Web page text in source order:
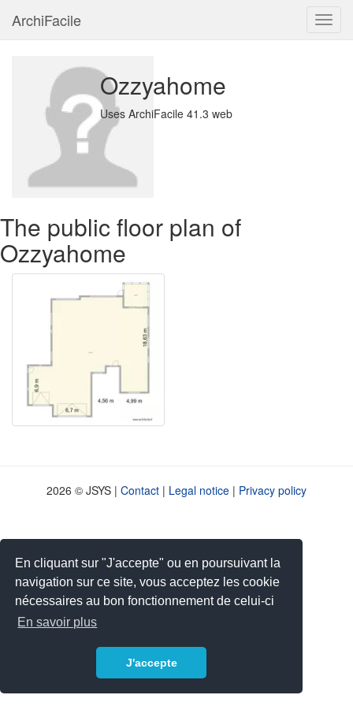
En cliquant sur "J'accepte" ou en poursuivant la
navigation sur ce site, vous acceptez les cookie
nécessaires au bon fonctionnement de celui-ci
En savoir plus
J'accepte
ArchiFacile
Ozzyahome
Uses ArchiFacile 41.3 web
The public floor plan of
Ozzyahome
2026 © JSYS | Contact | Legal notice | Privacy policy